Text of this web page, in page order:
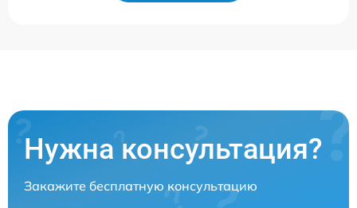
Нужна консультация?
Закажите бесплатную консультацию